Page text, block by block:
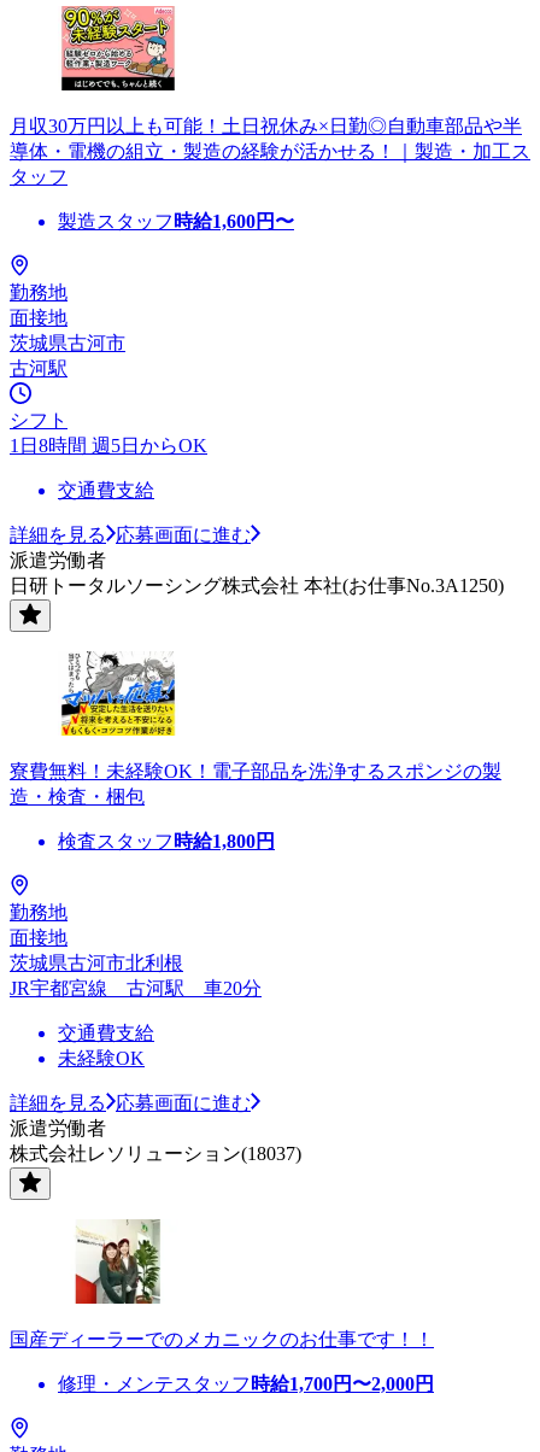
月収30万円以上も可能！土日祝休み×日勤◎自動車部品や半
導体・電機の組立・製造の経験が活かせる！｜製造・加工ス
タッフ
製造スタッフ 時給1,600円〜
勤務地
面接地
茨城県古河市
古河駅
シフト
1日8時間 週5日からOK
交通費支給
詳細を見る
応募画面に進む
派遣労働者
日研トータルソーシング株式会社 本社(お仕事No.3A1250)
寮費無料！未経験OK！電子部品を洗浄するスポンジの製
造・検査・梱包
検査スタッフ 時給1,800円
勤務地
面接地
茨城県古河市北利根
JR宇都宮線 古河駅 車20分
交通費支給
未経験OK
詳細を見る
応募画面に進む
派遣労働者
株式会社レソリューション(18037)
国産ディーラーでのメカニックのお仕事です！！
修理・メンテスタッフ 時給1,700円〜2,000円